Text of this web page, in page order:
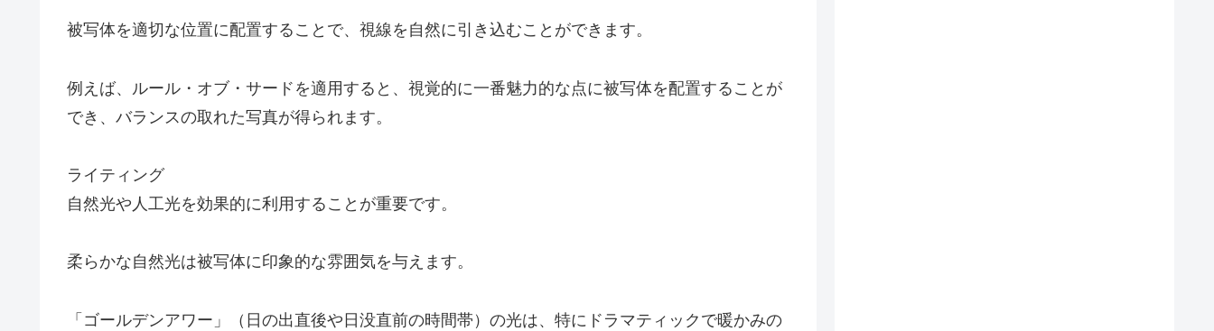
被写体を適切な位置に配置することで、視線を自然に引き込むことができます。
例えば、ルール・オブ・サードを適用すると、視覚的に一番魅力的な点に被写体を配置することが
でき、バランスの取れた写真が得られます。
ライティング
自然光や人工光を効果的に利用することが重要です。
柔らかな自然光は被写体に印象的な雰囲気を与えます。
「ゴールデンアワー」（日の出直後や日没直前の時間帯）の光は、特にドラマティックで暖かみの